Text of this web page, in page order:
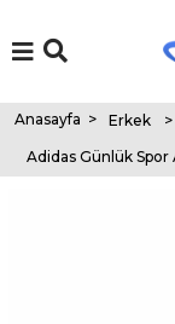
Anasayfa > Erkek >
Adidas Günlük Spor